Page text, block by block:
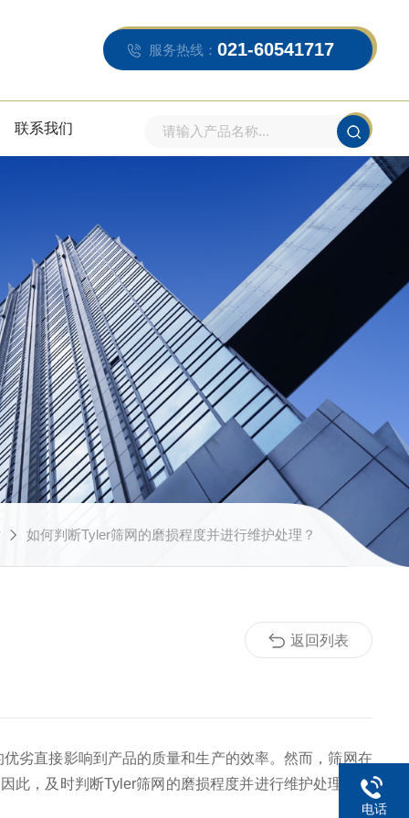
服务热线： 021-60541717
联系我们
如何判断Tyler筛网的磨损程度并进行维护处理？
直接影响到产品的质量和生产的效率。然而，筛网在
此，及时判断Tyler筛网的磨损程度并进行维护处理非常
返回列表
电话